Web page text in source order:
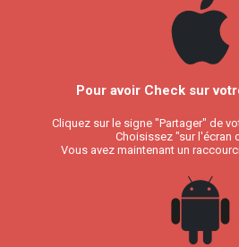
Pour avoir Check sur
Cliquez sur le signe "Partager" de
Choisissez "sur l'écran
Vous avez maintenant un